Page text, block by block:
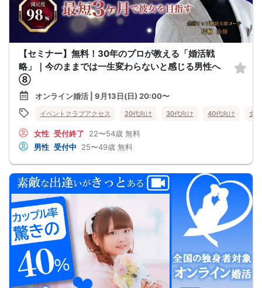
【セミナー】無料！30年のプロが教える「婚活戦
略」｜今のままでは一生変わらないと感じる男性へ
⑧
オンライン婚活 | 9月13日(日) 20:00〜
イベントクラブアクセス 20代向け 30代向け 40代向け 女
女性 受付終了 22〜54歳 無料
男性 受付中 25〜49歳 無料